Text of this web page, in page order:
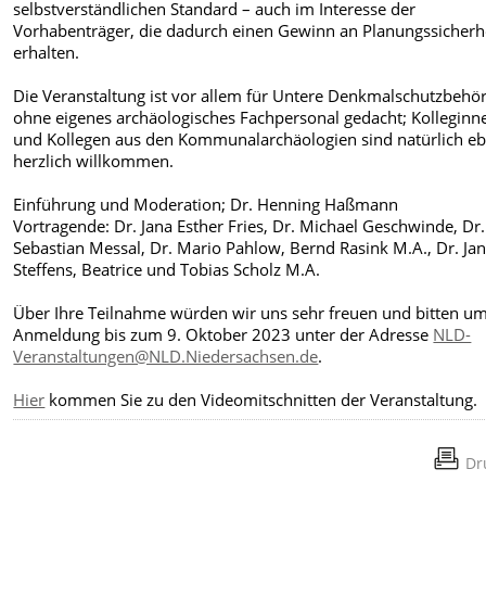
selbstverständlichen Standard – auch im Interesse der
Vorhabenträger, die dadurch einen Gewinn an
erhalten.
Die Veranstaltung ist vor allem für Untere
ohne eigenes archäologisches Fachpersonal gedacht;
und Kollegen aus den Kommunalarchäologien sind natürlich
herzlich willkommen.
Einführung und Moderation; Dr. Henning Haßmann
Vortragende: Dr. Jana Esther Fries, Dr. Michael Geschwinde, Dr.
Sebastian Messal, Dr. Mario Pahlow, Bernd Rasink M.A., Dr. Jan
Steffens, Beatrice und Tobias Scholz M.A.
Über Ihre Teilnahme würden wir uns sehr freuen und bitten
Anmeldung bis zum 9. Oktober 2023 unter der Adresse NLD-
Veranstaltungen@NLD.Niedersachsen.de.
Hier kommen Sie zu den Videomitschnitten der Veranstaltung.